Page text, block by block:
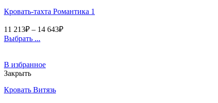
Кровать-тахта Романтика 1
11 213₽ – 14 643₽
Выбрать ...
В избранное
Закрыть
Кровать Витязь